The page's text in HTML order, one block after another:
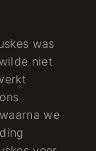
was
niet
we